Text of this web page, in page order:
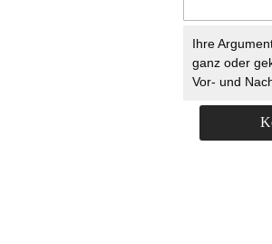
Ihre
ganz oder
Vor- und